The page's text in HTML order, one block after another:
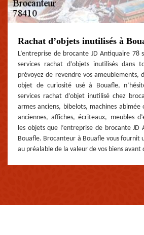
Rachat d’objets inutilisés à
L’entreprise de brocante JD Antiquaire 78
services rachat d’objets inutilisés dans
prévoyez de revendre vos ameublements,
objet de curiosité usé à Bouafle,
services rachat d’objet inutilisé chez
armes anciens, bibelots, machines abimée
anciennes, affiches, écriteaux, meubles
les objets que l’entreprise de brocante
Bouafle. Brocanteur à Bouafle vous
au préalable de la valeur de vos biens avant